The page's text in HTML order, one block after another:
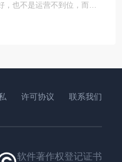
，也不是运营不到位，而是
软件著作权登记证书
许可协议 联系我们